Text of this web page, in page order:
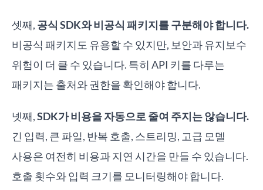
셋째, 공식 SDK와 비공식 패키지를 구분해야 합니다.
비공식 패키지도 유용할 수 있지만, 보안과 유지보수
위험이 더 클 수 있습니다. 특히 API 키를 다루는
패키지는 출처와 권한을 확인해야 합니다.
넷째,SDK가 비용을 자동으로 줄여 주지는 않습니다.
긴 입력, 큰 파일, 반복 호출, 스트리밍, 고급 모델
사용은 여전히 비용과 지연 시간을 만들 수 있습니다.
호출 횟수와 입력 크기를 모니터링해야 합니다.